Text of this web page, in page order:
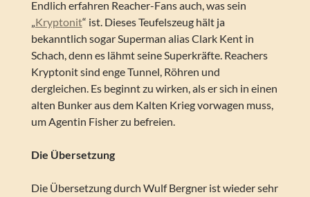
Endlich erfahren Reacher-Fans auch, was sein
„Kryptonit“ ist. Dieses Teufelszeug hält ja
bekanntlich sogar Superman alias Clark Kent in
Schach, denn es lähmt seine Superkräfte. Reachers
Kryptonit sind enge Tunnel, Röhren und
dergleichen. Es beginnt zu wirken, als er sich in einen
alten Bunker aus dem Kalten Krieg vorwagen muss,
um Agentin Fisher zu befreien.
Die Übersetzung
Die Übersetzung durch Wulf Bergner ist wieder sehr